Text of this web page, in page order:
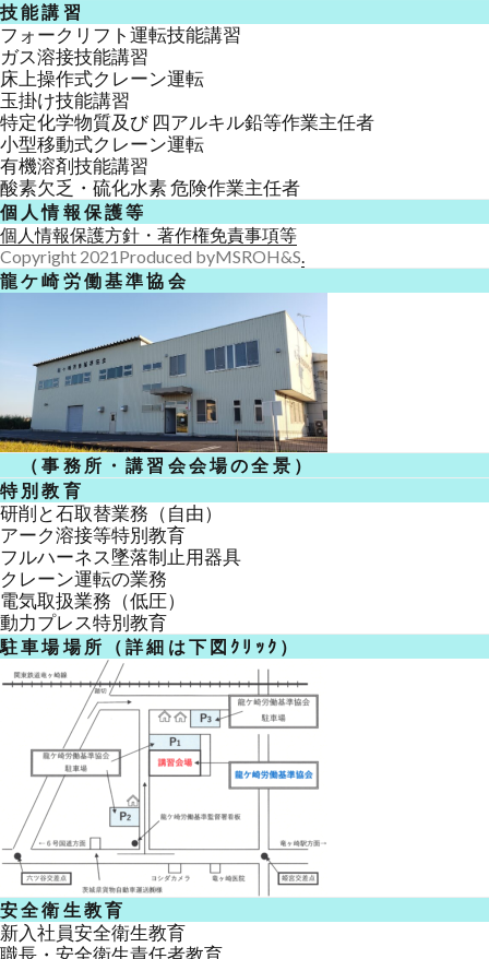
技能講習
フォークリフト運転技能講習
ガス溶接技能講習
床上操作式クレーン運転
玉掛け技能講習
特定化学物質及び 四アルキル鉛等作業主任者
小型移動式クレーン運転
有機溶剤技能講習
酸素欠乏・硫化水素 危険作業主任者
個人情報保護等
個人情報保護方針 ・著作権免責事項等
Copyright 2021Produced byMSROH&S.
龍ケ崎労働基準協会
（事務所・講習会会場の全景）
特別教育
研削と石取替業務（自由）
アーク溶接等特別教育
フルハーネス墜落制止用器具
クレーン運転の業務
電気取扱業務（低圧）
動力プレス特別教育
駐車場場所（詳細は下図ｸﾘｯｸ）
安全衛生教育
新入社員安全衛生教育
職長・安全衛生責任者教育